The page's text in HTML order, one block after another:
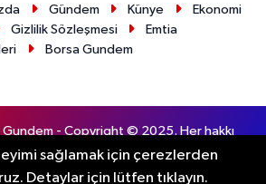
Gündem Künye
Ekonomi
Gizlilik Sözleşmesi
Emtia
Borsa Gundem
Gundem - Copyright © 2025. Her hakkı
saklıdır.
sağlamak için çerezlerden
Detaylar için lütfen tıklayın.